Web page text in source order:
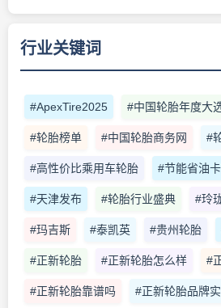
行业关键词
#ApexTire2025 #中国轮胎年度大
#轮胎榜单 #中国轮胎商务网 #
#高性价比乘用车轮胎 #节能省油
#天津发布 #轮胎行业盛典 #玲
#玛吉斯 #泰凯英 #贵州轮胎
#正新轮胎 #正新轮胎怎么样 #
#正新轮胎靠谱吗 #正新轮胎品牌